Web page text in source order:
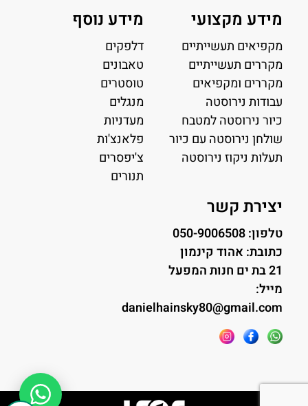
מידע מקצועי
מקפיאים תעשייתיים
מקררים תעשייתיים
מקררים ומקפיאים
עבודות נירוסטה
כיור נירוסטה למטבח
שולחן נירוסטה עם כיור
תעלות ניקוז נירוסטה
מידע נוסף
דלפקים
טאבונים
טוסטרים
מנגלים
מעדניות
פלאנצ'ות
צ'יפסרים
תנורים
יצירת קשר
טלפון: 050-9006508
כתובת: אהוד קינמון
21 בת ים חנות המפעל
מייל:
danielhainsky80@gmail.com